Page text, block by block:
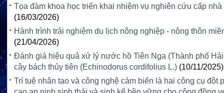
Tọa đàm khoa học triển khai nhiệm vụ nghiên cứu cấp
(16/03/2026)
Hành trình trải nghiệm du lịch nông nghiệp - nông thôn
(21/04/2026)
Đánh giá hiệu quả xử lý nước hồ Tiên Nga (Thành phố
cây bách thủy tiên (Echinodorus cordifolius L.) (10/11/2025)
Trí tuệ nhân tạo và công nghệ cảm biến là hai công cụ đột